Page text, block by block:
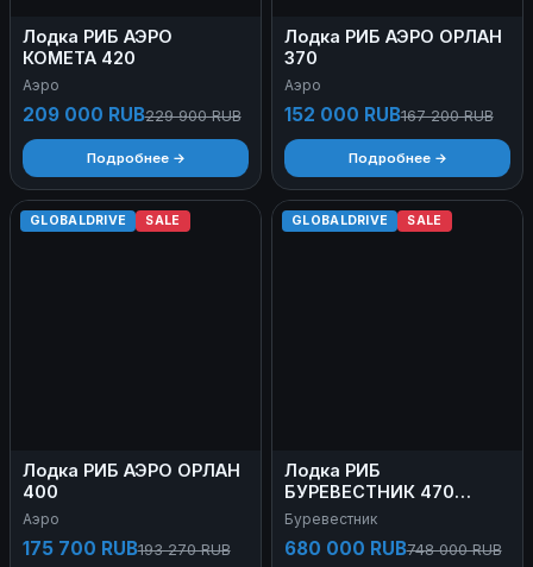
Лодка РИБ АЭРО
КОМЕТА 420
Аэро
209 000 RUB229 900 RUB
Подробнее →
Лодка РИБ АЭРО ОРЛАН
370
Аэро
152 000 RUB167 200 RUB
Подробнее →
GLOBALDRIVE SALE
Лодка РИБ АЭРО ОРЛАН
400
Аэро
175 700 RUB193 270 RUB
GLOBALDRIVE SALE
Лодка РИБ
БУРЕВЕСТНИК 470
LIGHT
Буревестник
680 000 RUB748 000 RUB